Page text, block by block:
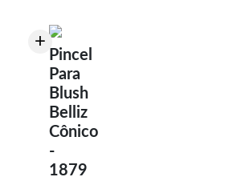
+
Pincel
Para
Blush
Belliz
Cônico
-
1879